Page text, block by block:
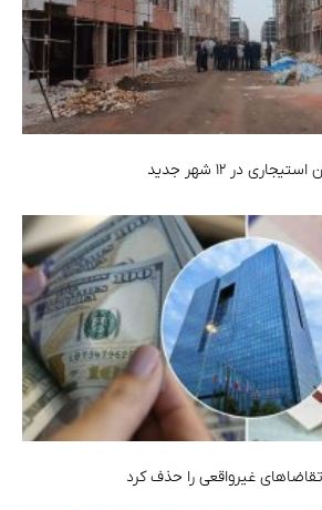
در ۱۲ شهر جدید
غیرواقعی را حذف کرد